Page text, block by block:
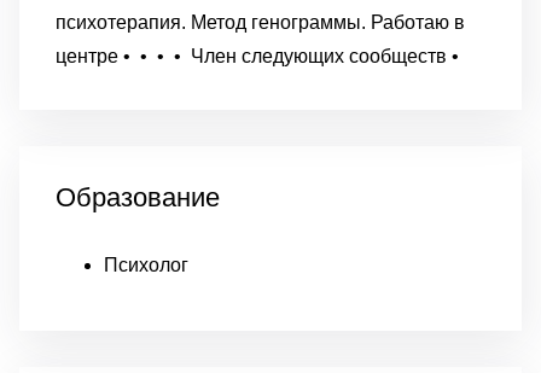
психотерапия. Метод генограммы. Работаю в
центре • • • • Член следующих сообществ •
Образование
Психолог